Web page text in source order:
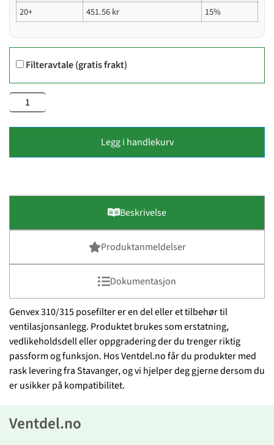
20+
451.56kr 15%
Filteravtale (gratis frakt)
Legg i handlekurv
Beskrivelse
Produktanmeldelser
Dokumentasjon
Genvex 310/315 posefilter er en del eller et tilbehør til
ventilasjonsanlegg. Produktet brukes som erstatning,
vedlikeholdsdell eller oppgradering der du trenger riktig
passform og funksjon. Hos Ventdel.no får du produkter med
rask levering fra Stavanger, og vi hjelper deg gjerne dersom du
er usikker på kompatibilitet.
Ventdel.no